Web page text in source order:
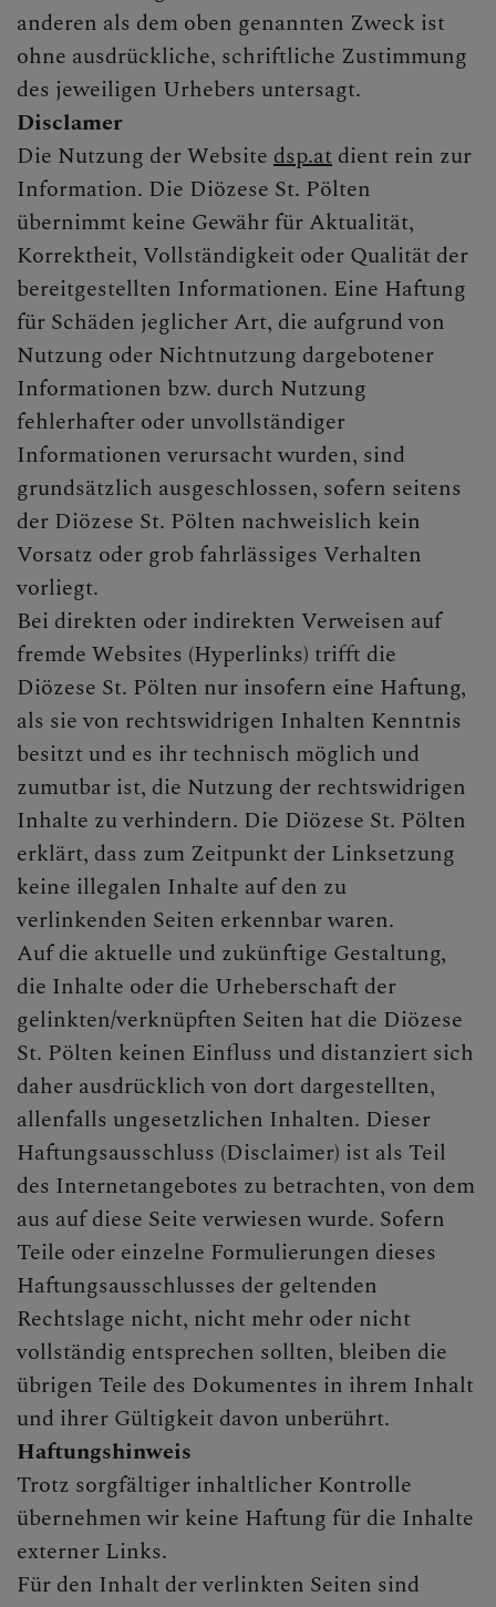
AKTUELL
WIEDEREINTRITT
SAKRAMENTE
PFARRTEAM
BILDERGALERIE
PFARRLICHE GRUPPEN
KONTAKT
BIBLIOTEXING
ANBETUNG
MEDJUGORJE
BRAUCHBARE LINKS
anderen als dem oben genannten Zweck ist
ohne ausdrückliche, schriftliche Zustimmung
des jeweiligen Urhebers untersagt.
Disclamer
Die Nutzung der Website dsp.at dient rein zur
Information. Die Diözese St. Pölten
übernimmt keine Gewähr für Aktualität,
Korrektheit, Vollständigkeit oder Qualität der
bereitgestellten Informationen. Eine Haftung
für Schäden jeglicher Art, die aufgrund von
Nutzung oder Nichtnutzung dargebotener
Informationen bzw. durch Nutzung
fehlerhafter oder unvollständiger
Informationen verursacht wurden, sind
grundsätzlich ausgeschlossen, sofern seitens
der Diözese St. Pölten nachweislich kein
Vorsatz oder grob fahrlässiges Verhalten
vorliegt.
Bei direkten oder indirekten Verweisen auf
fremde Websites (Hyperlinks) trifft die
Diözese St. Pölten nur insofern eine Haftung,
als sie von rechtswidrigen Inhalten Kenntnis
besitzt und es ihr technisch möglich und
zumutbar ist, die Nutzung der rechtswidrigen
Inhalte zu verhindern. Die Diözese St. Pölten
erklärt, dass zum Zeitpunkt der Linksetzung
keine illegalen Inhalte auf den zu
verlinkenden Seiten erkennbar waren.
Auf die aktuelle und zukünftige Gestaltung,
die Inhalte oder die Urheberschaft der
gelinkten/verknüpften Seiten hat die Diözese
St. Pölten keinen Einfluss und distanziert sich
daher ausdrücklich von dort dargestellten,
allenfalls ungesetzlichen Inhalten. Dieser
Haftungsausschluss (Disclaimer) ist als Teil
des Internetangebotes zu betrachten, von dem
aus auf diese Seite verwiesen wurde. Sofern
Teile oder einzelne Formulierungen dieses
Haftungsausschlusses der geltenden
Rechtslage nicht, nicht mehr oder nicht
vollständig entsprechen sollten, bleiben die
übrigen Teile des Dokumentes in ihrem Inhalt
und ihrer Gültigkeit davon unberührt.
Haftungshinweis
Trotz sorgfältiger inhaltlicher Kontrolle
übernehmen wir keine Haftung für die Inhalte
externer Links.
Für den Inhalt der verlinkten Seiten sind